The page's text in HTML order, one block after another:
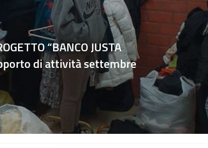
“BANCO JUSTA
di attività settembre